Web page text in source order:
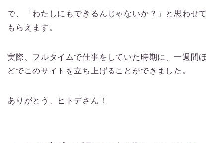
で、「わたしにもできるんじゃないか？」と思わせて
もらえます。
実際、フルタイムで仕事をしていた時期に、一週間ほ
どでこのサイトを立ち上げることができました。
ありがとう、ヒトデさん！